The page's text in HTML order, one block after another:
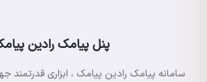
پنل پیامک رادین
سامانه پیامک رادین پیامک ، ابزاری